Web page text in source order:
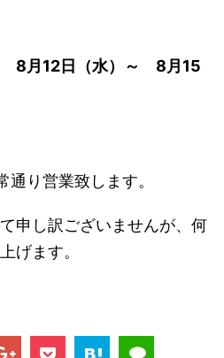
12日（水）～ 8月15
り営業致します。
申し訳ございませんが、何
げます。